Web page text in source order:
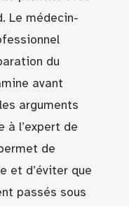
Le médecin-
du
avant
arguments
à l’expert de
de
et d’éviter que
passés sous